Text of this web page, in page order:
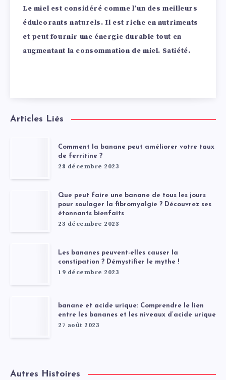
Le miel est considéré comme l’un des meilleurs
édulcorants naturels. Il est riche en nutriments
et peut fournir une énergie durable tout en
augmentant la consommation de miel. Satiété.
Articles Liés
Comment la banane peut améliorer votre taux
de ferritine ?
28 décembre 2023
Que peut faire une banane de tous les jours
pour soulager la fibromyalgie ? Découvrez ses
étonnants bienfaits
23 décembre 2023
Les bananes peuvent-elles causer la
constipation ? Démystifier le mythe !
19 décembre 2023
banane et acide urique: Comprendre le lien
entre les bananes et les niveaux d’acide urique
27 août 2023
Autres Histoires